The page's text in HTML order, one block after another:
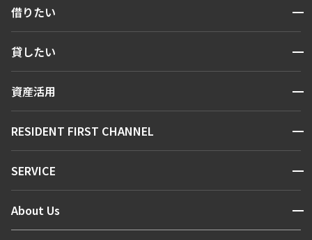
借りたい 開閉
人気エリアから探す
新着情報から探す
新着募集情報
貸したい 開閉
お問い合わせ
資産活用 開閉
お問い合わせ
RESIDENT FIRST CHANNEL 開閉
マンションレポート
住まいのコラム
SERVICE 開閉
会員ページ
About Us 開閉